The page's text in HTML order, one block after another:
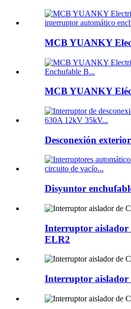
MCB YUANKY
MCB YUANKY
Desconexión
Disyuntor
Interruptor aislador
ELR2
Interruptor aislador